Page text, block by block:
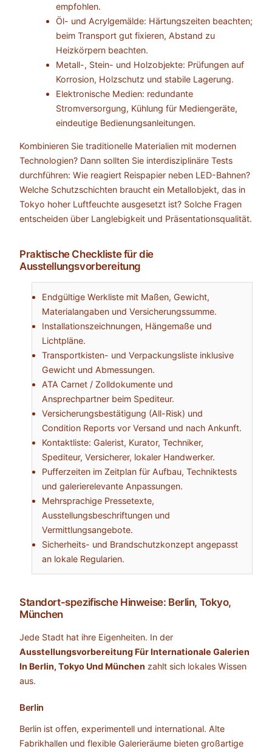
empfohlen.
Öl- und Acrylgemälde: Härtungszeiten beachten;
beim Transport gut fixieren, Abstand zu
Heizkörpern beachten.
Metall-, Stein- und Holzobjekte: Prüfungen auf
Korrosion, Holzschutz und stabile Lagerung.
Elektronische Medien: redundante
Stromversorgung, Kühlung für Mediengeräte,
eindeutige Bedienungsanleitungen.
Kombinieren Sie traditionelle Materialien mit modernen
Technologien? Dann sollten Sie interdisziplinäre Tests
durchführen: Wie reagiert Reispapier neben LED-Bahnen?
Welche Schutzschichten braucht ein Metallobjekt, das in
Tokyo hoher Luftfeuchte ausgesetzt ist? Solche Fragen
entscheiden über Langlebigkeit und Präsentationsqualität.
Praktische Checkliste für die
Ausstellungsvorbereitung
Endgültige Werkliste mit Maßen, Gewicht,
Materialangaben und Versicherungssumme.
Installationszeichnungen, Hängemaße und
Lichtpläne.
Transportkisten- und Verpackungsliste inklusive
Gewicht und Abmessungen.
ATA Carnet / Zolldokumente und
Ansprechpartner beim Spediteur.
Versicherungsbestätigung (All-Risk) und
Condition Reports vor Versand und nach Ankunft.
Kontaktliste: Galerist, Kurator, Techniker,
Spediteur, Versicherer, lokaler Handwerker.
Pufferzeiten im Zeitplan für Aufbau, Techniktests
und galerierelevante Anpassungen.
Mehrsprachige Pressetexte,
Ausstellungsbeschriftungen und
Vermittlungsangebote.
Sicherheits- und Brandschutzkonzept angepasst
an lokale Regularien.
Standort-spezifische Hinweise: Berlin, Tokyo,
München
Jede Stadt hat ihre Eigenheiten. In der
Ausstellungsvorbereitung Für Internationale Galerien
In Berlin, Tokyo Und München zahlt sich lokales Wissen
aus.
Berlin
Berlin ist offen, experimentell und international. Alte
Fabrikhallen und flexible Galerieräume bieten großartige